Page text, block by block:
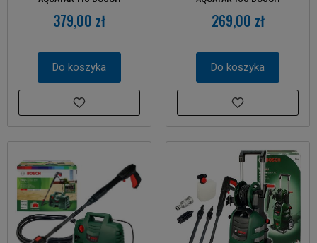
379,00 zł
Do koszyka
269,00 zł
Do koszyka